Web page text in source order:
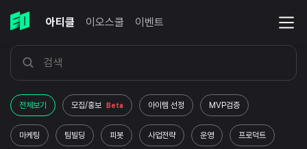
아티클 이오스쿨 이벤트
전체보기 모집/홍보 Beta 아이템 선정 MVP검증
마케팅 팀빌딩 피봇 사업전략 운영 프로덕트